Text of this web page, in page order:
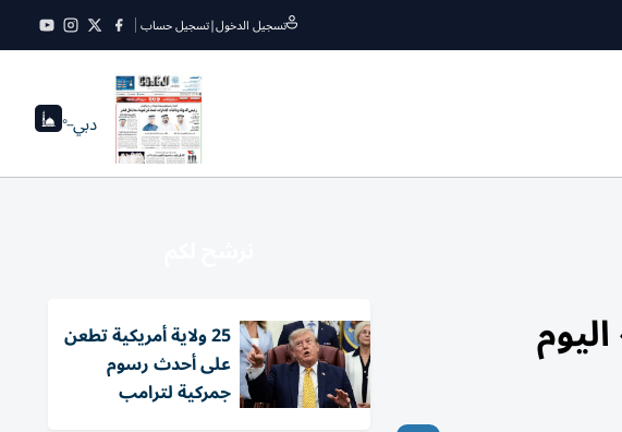
تسجيل الدخول|تسجيل حساب
دبي--°
25 ولاية أمريكية تطعن
على أحدث رسوم
جمركية لترامب